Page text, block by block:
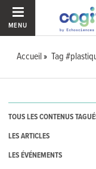
MENU
Accueil Tag
TOUS LES CONTENUS
LES ARTICLES
LES ÉVÉNEMENTS